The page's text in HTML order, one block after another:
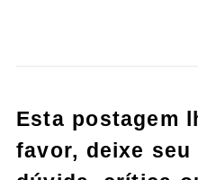
Esta postagem
favor, deixe seu